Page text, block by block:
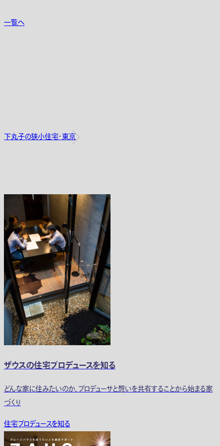
一覧へ
下丸子の狭小住宅・東京
ザウスの住宅プロデュースを知る
どんな家に住みたいのか、プロデューサと想いを共有することから始まる家
づくり
住宅プロデュースを知る